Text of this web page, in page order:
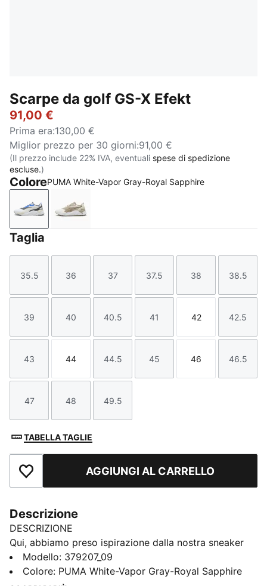
Scarpe da golf GS-X Efekt
91,00 €
Prima era:130,00 €
Miglior prezzo per 30 giorni:91,00 €
(Il prezzo include 22% IVA, eventuali spese di spedizione
escluse.)
ColorePUMA White-Vapor Gray-Royal Sapphire
PUMA White-Vapor Gray-Royal Sapphire
Warm White-Ice Coffee-PUMA White
Taglia
Taglia
35.5
Taglia
36
Taglia
37
Taglia
37.5
Taglia
38
Taglia
38.5
Taglia
39
Taglia
40
Taglia
40.5
Taglia
41
Taglia
42
Taglia
42.5
Taglia
43
Taglia
44
Taglia
44.5
Taglia
45
Taglia
46
Taglia
46.5
Taglia
47
Taglia
48
Taglia
49.5
TABELLA TAGLIE
Aggiungi ai PreferitiAGGIUNGI AL CARRELLO
Descrizione
DESCRIZIONE
Qui, abbiamo preso ispirazione dalla nostra sneaker
RS-X e l'abbiamo rinnovata come GS-X. È dotata di
una tomaia in mesh impermeabile rivestita in TPU e di
Modello: 379207_09
Colore: PUMA White-Vapor Gray-Royal Sapphire